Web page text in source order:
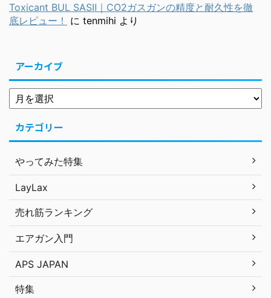
Toxicant BUL SASⅡ｜CO2ガスガンの精度と耐久性を徹
底レビュー！
に tenmihi より
アーカイブ
カテゴリー
やってみた特集
LayLax
売れ筋ランキング
エアガン入門
APS JAPAN
特集